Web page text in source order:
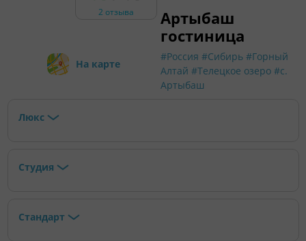
2 отзыва
На карте
Артыбаш
гостиница
#Россия #Сибирь #Горный
Алтай #Телецкое озеро #с.
Артыбаш
Люкс
Студия
Стандарт